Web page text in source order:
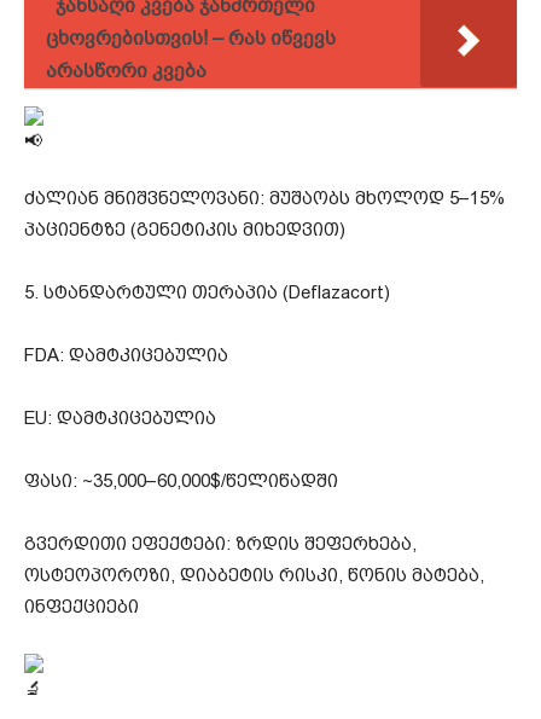
ჯანსაღი კვება ჯანმრთელი
ცხოვრებისთვის! – რას იწვევს
არასწორი კვება
ძალიან მნიშვნელოვანი: მუშაობს მხოლოდ 5–15%
პაციენტზე (გენეტიკის მიხედვით)
5. სტანდარტული თერაპია (Deflazacort)
FDA: დამტკიცებულია
EU: დამტკიცებულია
ფასი: ~35,000–60,000$/წელიწადში
გვერდითი ეფექტები: ზრდის შეფერხება,
ოსტეოპოროზი, დიაბეტის რისკი, წონის მატება,
ინფექციები